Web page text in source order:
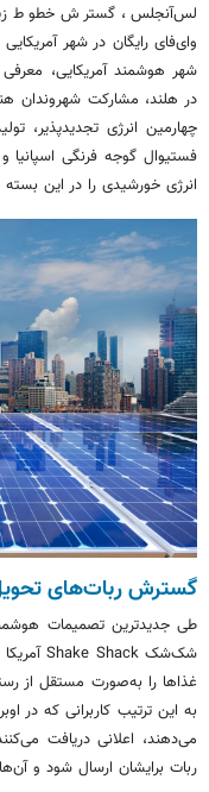
لس‌آنجلس، گسترش خطوط
وای‌فای رایگان در شهر
شهر هوشمند آمریکایی،
در هلند، مشارکت شهروندان
چهارمین انرژی تجدیدپذیر،
فستیوال گوجه فرنگی اسپانیا
انرژی خورشیدی را در این
گسترش ربات‌های
طی جدیدترین تصمیمات
شک‌شک Shake Shack آمریکا از همکاری با خدمات
غذاها را به‌صورت مستقل از
به این ترتیب کاربرانی که دراوبر
می‌دهند، اعلانی دریافت
ربات برایشان ارسال شود و آن‌ها